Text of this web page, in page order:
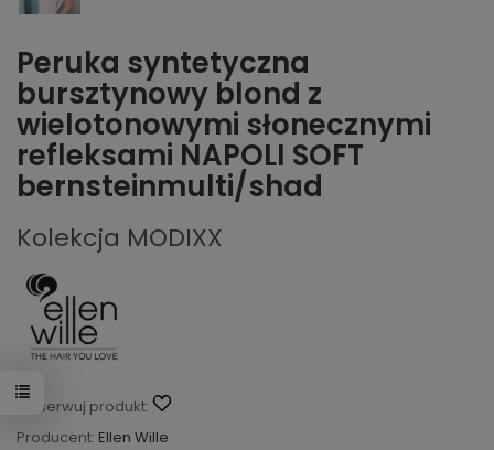
Peruka syntetyczna
bursztynowy blond z
wielotonowymi słonecznymi
refleksami NAPOLI SOFT
bernsteinmulti/shad
Kolekcja MODIXX
Obserwuj produkt:
Producent: Ellen Wille